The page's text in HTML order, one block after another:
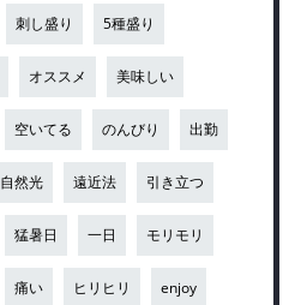
刺し盛り 5種盛り
オススメ 美味しい
空いてる のんびり 出勤
自然光 遠近法 引き立つ
猛暑日 一日 モリモリ
痛い ヒリヒリ enjoy